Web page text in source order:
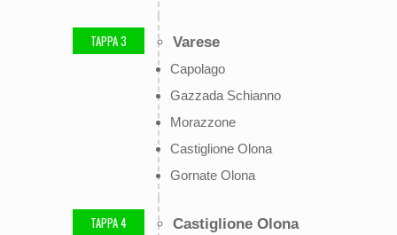
TAPPA 3 Varese
Capolago
Gazzada Schianno
Morazzone
Castiglione Olona
Gornate Olona
TAPPA 4 Castiglione Olona